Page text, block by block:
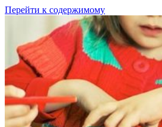
Перейти к содержимому